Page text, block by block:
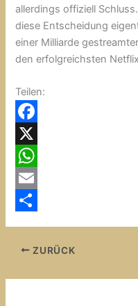
allerdings offiziell
diese Entscheidung
einer Milliarde
den erfolgreichsten
Teilen:
F
a
c
e
X
W
hE
ZURÜCK